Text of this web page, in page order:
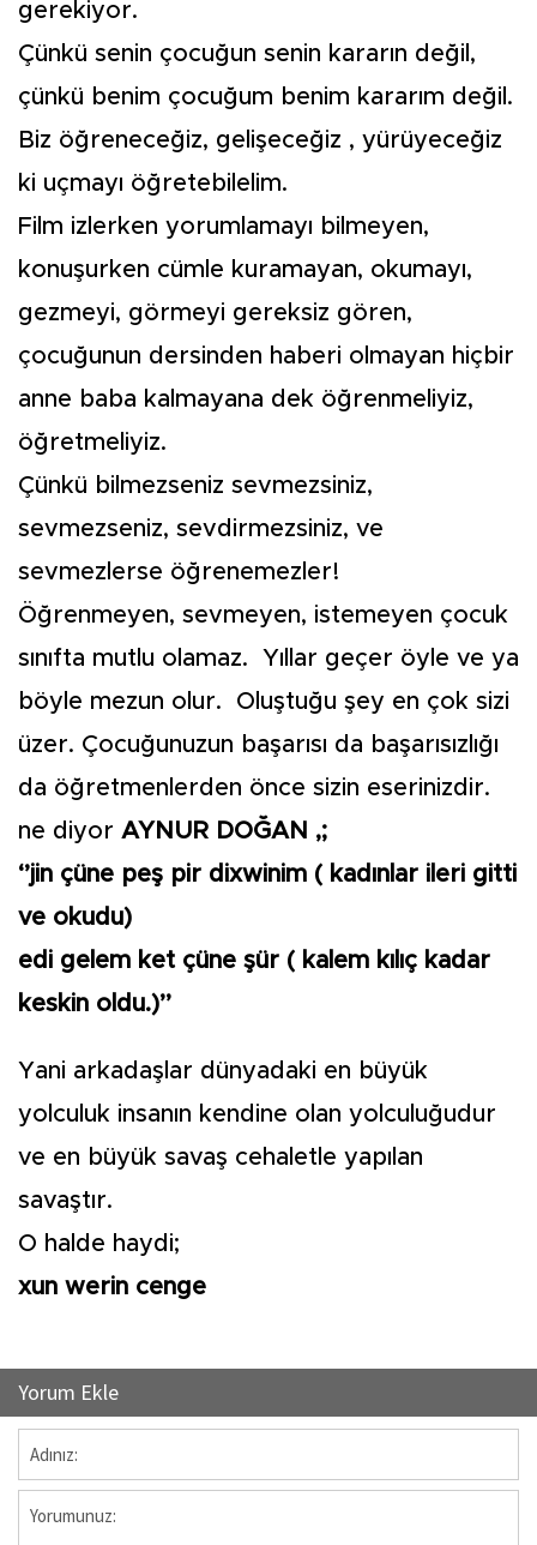
gerekiyor.
Çünkü senin çocuğun senin kararın değil,
çünkü benim çocuğum benim kararım değil.
Biz öğreneceğiz, gelişeceğiz , yürüyeceğiz
ki uçmayı öğretebilelim.
Film izlerken yorumlamayı bilmeyen,
konuşurken cümle kuramayan, okumayı,
gezmeyi, görmeyi gereksiz gören,
çocuğunun dersinden haberi olmayan hiçbir
anne baba kalmayana dek öğrenmeliyiz,
öğretmeliyiz.
Çünkü bilmezseniz sevmezsiniz,
sevmezseniz, sevdirmezsiniz, ve
sevmezlerse öğrenemezler!
Öğrenmeyen, sevmeyen, istemeyen çocuk
sınıfta mutlu olamaz. Yıllar geçer öyle ve ya
böyle mezun olur. Oluştuğu şey en çok sizi
üzer. Çocuğunuzun başarısı da başarısızlığı
da öğretmenlerden önce sizin eserinizdir.
ne diyor AYNUR DOĞAN ,;
‘’jin çüne peş pir dixwinim ( kadınlar ileri gitti
ve okudu)
edi gelem ket çüne şür ( kalem kılıç kadar
keskin oldu.)’’
Yani arkadaşlar dünyadaki en büyük
yolculuk insanın kendine olan yolculuğudur
ve en büyük savaş cehaletle yapılan
savaştır.
O halde haydi;
xun werin cenge
Yorum Ekle